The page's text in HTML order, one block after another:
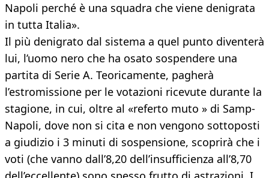
Napoli perché è una squadra che viene denigrata
in tutta Italia».
Il più denigrato dal sistema a quel punto diventerà
lui, l’uomo nero che ha osato sospendere una
partita di Serie A. Teoricamente, pagherà
l’estromissione per le votazioni ricevute durante la
stagione, in cui, oltre al «referto muto » di Samp-
Napoli, dove non si cita e non vengono sottoposti
a giudizio i 3 minuti di sospensione, scoprirà che i
voti (che vanno dall’8,20 dell’insufficienza all’8,70